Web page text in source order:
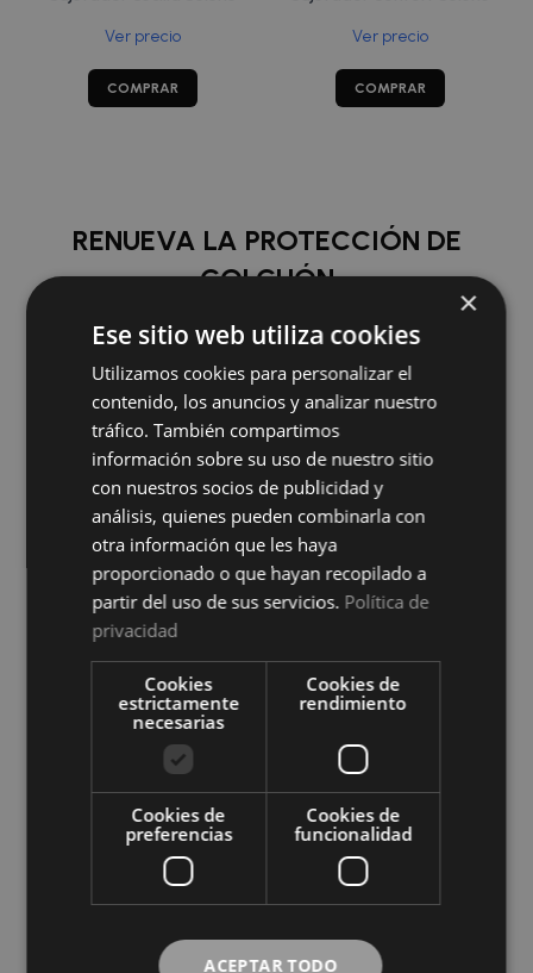
Ver precio
COMPRAR
Ver precio
COMPRAR
RENUEVA LA PROTECCIÓN DE
COLCHÓN
COMPRAR
Impermeable Cotoblau
Ver precio
COMPRAR
Reversible Cotoblau
Ver precio
COMPRAR
Compra al por mayor en El
×
Ese sitio web utiliza cookies
Utilizamos cookies para personalizar el
contenido, los anuncios y analizar nuestro
tráfico. También compartimos
información sobre su uso de nuestro sitio
con nuestros socios de publicidad y
análisis, quienes pueden combinarla con
otra información que les haya
proporcionado o que hayan recopilado a
partir del uso de sus servicios. Política de
privacidad
Cookies
estrictamente
necesarias
Cookies de
rendimiento
Cookies de
preferencias
Cookies de
funcionalidad
ACEPTAR TODO